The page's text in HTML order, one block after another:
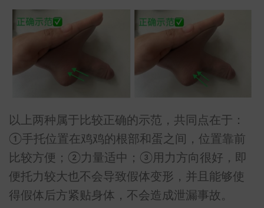
以上两种属于比较正确的示范，共同点在于：
①手托位置在鸡鸡的根部和蛋之间，位置靠前
比较方便；②力量适中；③用力方向很好，即
便托力较大也不会导致假体变形，并且能够使
得假体后方紧贴身体，不会造成泄漏事故。